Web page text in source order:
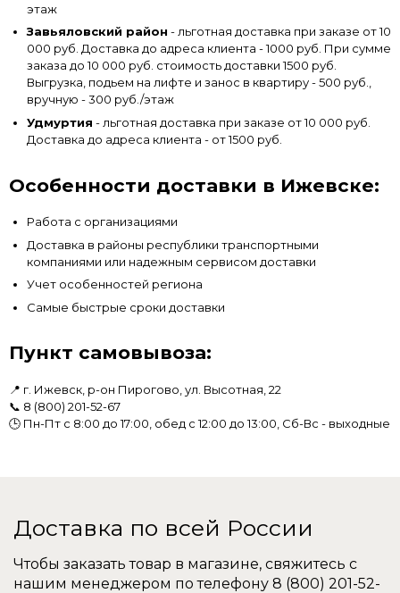
этаж
Завьяловский район - льготная доставка при заказе от 10
000 руб. Доставка до адреса клиента - 1000 руб. При сумме
заказа до 10 000 руб. стоимость доставки 1500 руб.
Выгрузка, подьем на лифте и занос в квартиру - 500 руб.,
вручную - 300 руб./этаж
Удмуртия - льготная доставка при заказе от 10 000 руб.
Доставка до адреса клиента - от 1500 руб.
Особенности доставки в Ижевске:
Работа с организациями
Доставка в районы республики транспортными
компаниями или надежным сервисом доставки
Учет особенностей региона
Самые быстрые сроки доставки
Пункт самовывоза:
📍 г. Ижевск, р-он Пирогово, ул. Высотная, 22
📞 8 (800) 201-52-67
🕒 Пн-Пт с 8:00 до 17:00, обед с 12:00 до 13:00, Сб-Вс - выходные
Доставка по всей России
Чтобы заказать товар в магазине, свяжитесь с
нашим менеджером по телефону 8 (800) 201-52-